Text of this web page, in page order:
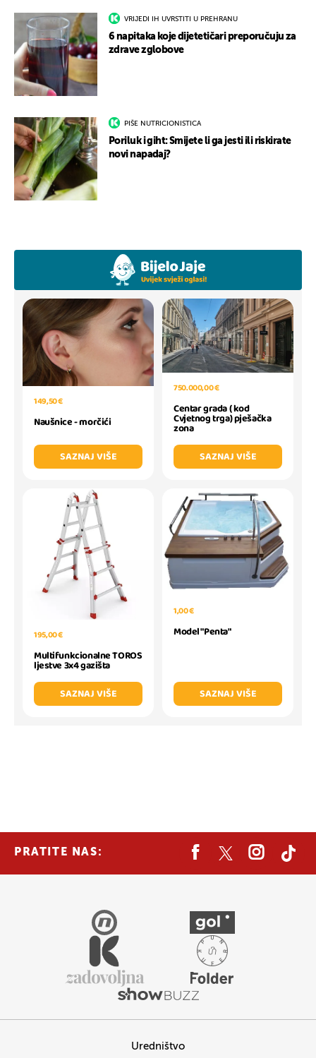
VRIJEDI IH UVRSTITI U PREHRANU
6 napitaka koje dijetetičari preporučuju za
zdrave zglobove
PIŠE NUTRICIONISTICA
Poriluk i giht: Smijete li ga jesti ili riskirate
novi napadaj?
149,50 €
Naušnice - morčići
SAZNAJ VIŠE
750.000,00 €
Centar grada ( kod
Cvjetnog trga) pješačka
zona
SAZNAJ VIŠE
195,00 €
Multifunkcionalne TOROS
ljestve 3x4 gazišta
SAZNAJ VIŠE
1,00 €
Model "Penta"
SAZNAJ VIŠE
PRATITE NAS:
Uredništvo